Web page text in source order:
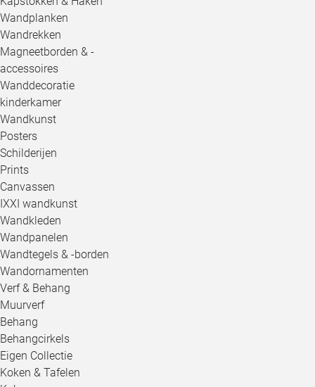
Wandplanken
Wandrekken
Magneetborden & -
accessoires
Wanddecoratie
kinderkamer
Wandkunst
Posters
Schilderijen
Prints
Canvassen
IXXI wandkunst
Wandkleden
Wandpanelen
Wandtegels & -borden
Wandornamenten
Verf & Behang
Muurverf
Behang
Behangcirkels
Eigen Collectie
Koken & Tafelen